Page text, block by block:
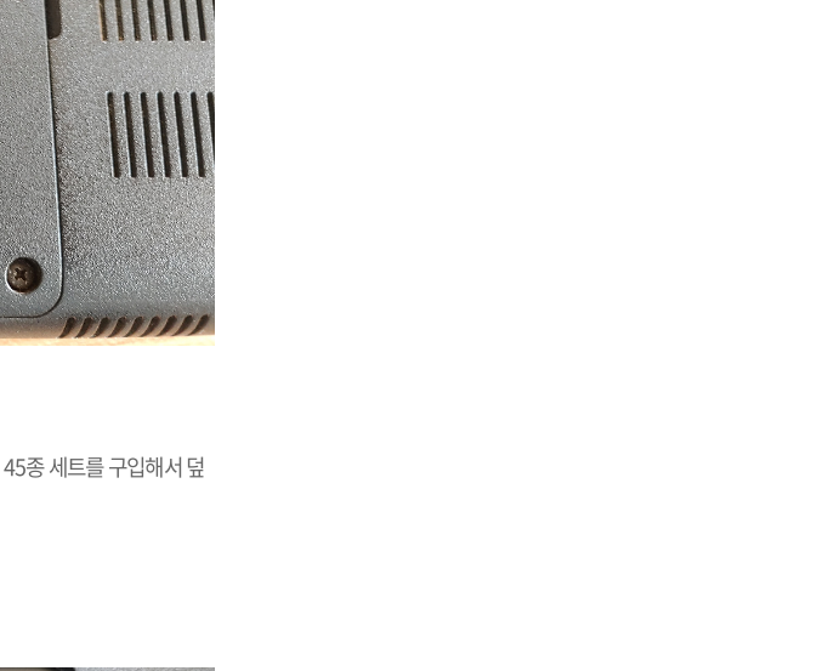
45종 세트를 구입해서 덮